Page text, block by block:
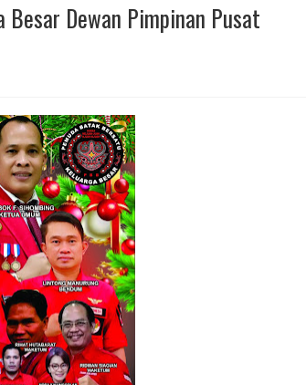
Dewan Pimpinan Pusat